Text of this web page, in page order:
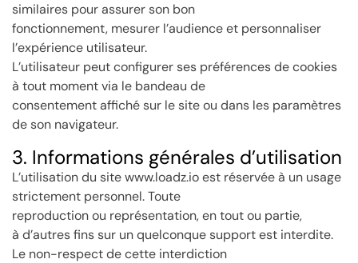
similaires pour assurer son bon
fonctionnement, mesurer l’audience et personnaliser
l’expérience utilisateur.
L’utilisateur peut configurer ses préférences de cookies
à tout moment via le bandeau de
consentement affiché sur le site ou dans les paramètres
de son navigateur.
3. Informations générales d’utilisation
L’utilisation du site www.loadz.io est réservée à un usage
strictement personnel. Toute
reproduction ou représentation, en tout ou partie,
à d’autres fins sur un quelconque support est interdite.
Le non-respect de cette interdiction